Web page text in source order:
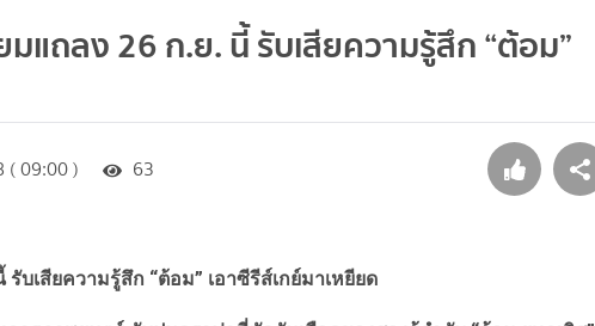
มแถลง 26 ก.ย. นี้ รับเสียความรู้สึก “ต้อม”
( 09:00 ) 63
บเสียความรู้สึก “ต้อม” เอาซีรีส์เกย์มาเหยียด